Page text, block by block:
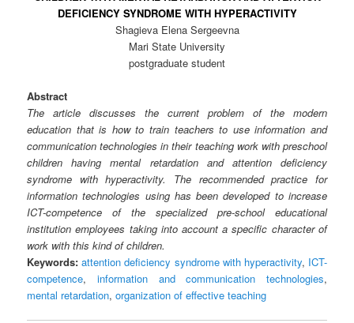
DEFICIENCY SYNDROME WITH HYPERACTIVITY
Shagieva Elena Sergeevna
Mari State University
postgraduate student
Abstract
The article discusses the current problem of the modern
education that is how to train teachers to use information and
communication technologies in their teaching work with preschool
children having mental retardation and attention deficiency
syndrome with hyperactivity. The recommended practice for
information technologies using has been developed to increase
ICT-competence of the specialized pre-school educational
institution employees taking into account a specific character of
work with this kind of children.
Keywords: attention deficiency syndrome with hyperactivity, ICT-
competence, information and communication technologies,
mental retardation,organization of effective teaching